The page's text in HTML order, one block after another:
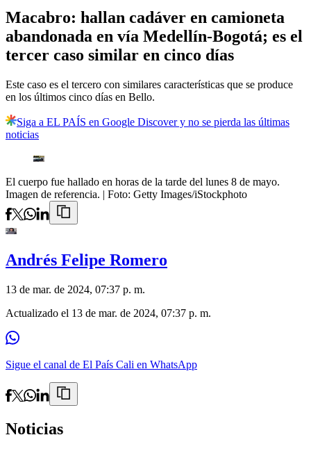
Macabro: hallan cadáver en camioneta
abandonada en vía Medellín-Bogotá; es el
tercer caso similar en cinco días
Este caso es el tercero con similares características que se produce
en los últimos cinco días en Bello.
Siga a EL PAÍS en Google Discover y no se pierda las últimas
noticias
El cuerpo fue hallado en horas de la tarde del lunes 8 de mayo.
Imagen de referencia. | Foto: Getty Images/iStockphoto
Andrés Felipe Romero
13 de mar. de 2024, 07:37 p. m.
Actualizado el 13 de mar. de 2024, 07:37 p. m.
Sigue el canal de El País Cali en WhatsApp
Noticias